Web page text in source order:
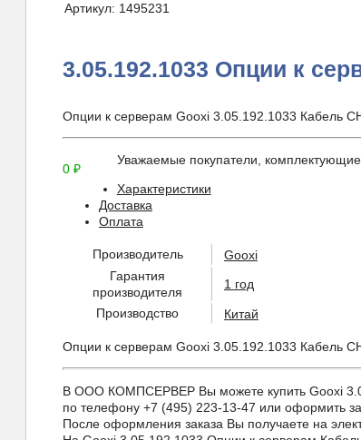
Артикул: 1495231
3.05.192.1033 Опции к
Опции к серверам Gooxi 3.05.192.1033 Кабель
0 ₽
Уважаемые покупатели,
Характеристики
Доставка
Оплата
Производитель
Gooxi
Гарантия
производителя
1 год
Производство Китай
Опции к серверам Gooxi 3.05.192.1033 Кабель
В ООО КОМПСЕРВЕР Вы можете купить Gooxi
по телефону +7 (495) 223-13-47 или оформить
После оформления заказа Вы получаете на